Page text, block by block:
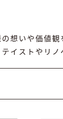
想いや価値
テイストやリノ